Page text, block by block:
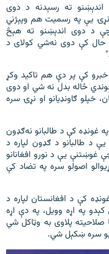
اندېښنو ته رسېدنه د دوی
یې په رسمیت هم وپېژني
چې د دوی اندېښنو ته هېڅ
حال کې دوی نه‌شي کولای د
کې پر دې هم تاکید وکړ
ځاله بدل نه شي او دوی
خپلو ګاونډیانو او نړۍ سره
غونډه کې د طالبانو نه‌ګډون
د طالبانو د ګډون لپاره د
یې د نورو افغانانو
اصولو سره په تضاد کې
کې د افغانستان لپاره د
په اړه وویل، په دې اړه
پلاوی به وټاکل شي
سره ښکېل شي.